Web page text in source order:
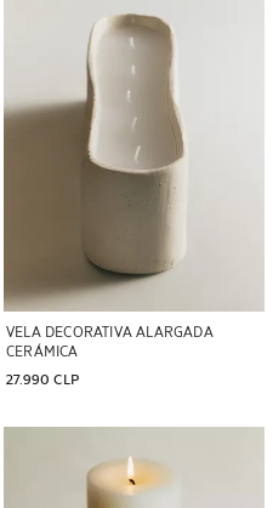
VELA DECORATIVA ALARGADA
CERÁMICA
27.990 CLP
Imagen cambiada a 1 de 6